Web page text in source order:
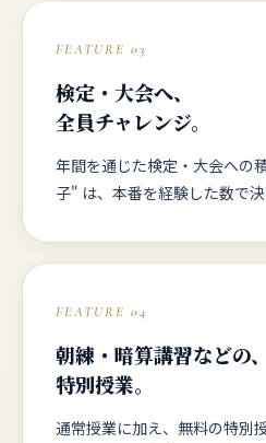
FEATURE 03
検定・大会へ、
全員チャレンジ。
年間を通じた検定・大会への
子" は、本番を経験した数で決
FEATURE 04
朝練・暗算講習などの、
特別授業。
通常授業に加え、無料の特別